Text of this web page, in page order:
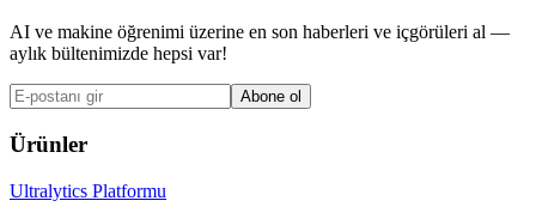
AI ve makine öğrenimi üzerine en son haberleri ve içgörüleri al —
aylık bültenimizde hepsi var!
Abone ol
Ürünler
Ultralytics Platformu